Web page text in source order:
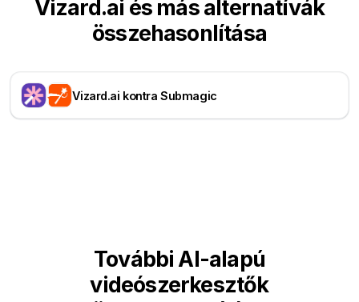
Vizard.ai és más alternatívák
összehasonlítása
Vizard.ai kontra Submagic
További AI-alapú
videószerkesztők